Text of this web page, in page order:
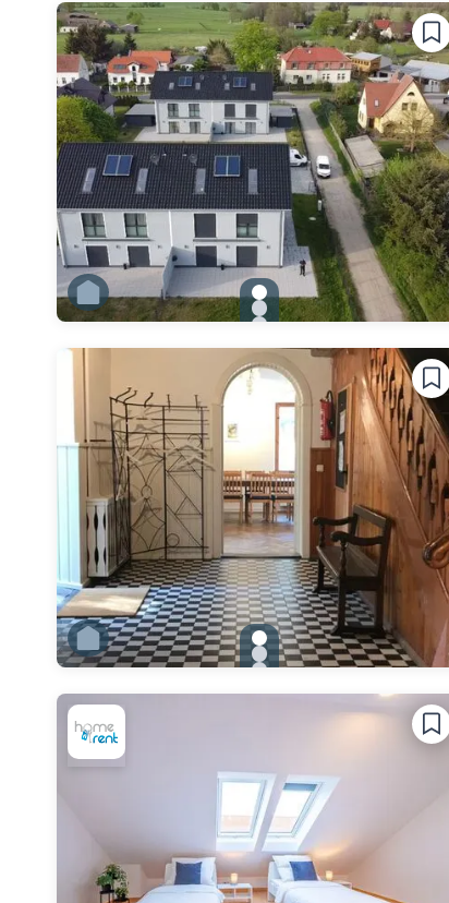
Zu Slide 4 wechseln
Zu Slide 5 wechseln
Zu Slide 6 wechseln
gallery.slide_selector
Zu Slide 1 wechseln
Zu Slide 2 wechseln
Zu Slide 4 wechseln
Zu Slide 5 wechseln
Zu Slide 6 wechseln
gallery.slide_selector
Zu Slide 1 wechseln
Zu Slide 2 wechseln
Zu Slide 4 wechseln
Zu Slide 5 wechseln